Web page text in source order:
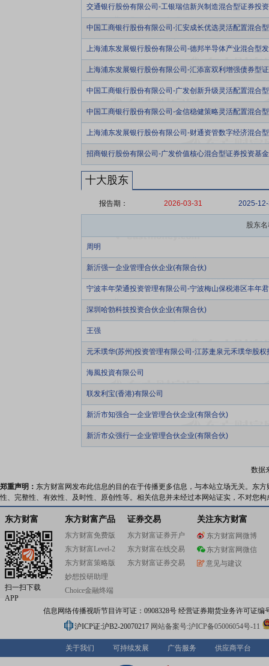
交通银行股份有限公司-工银瑞信新兴制造混合型证券投
中国工商银行股份有限公司-汇安成长优选灵活配置混合
上海浦东发展银行股份有限公司-德邦半导体产业混合型
上海浦东发展银行股份有限公司-汇添富双利增强债券型
中国工商银行股份有限公司-广发创新升级灵活配置混合
中国工商银行股份有限公司-金信稳健策略灵活配置混合
上海浦东发展银行股份有限公司-财通资管数字经济混合
招商银行股份有限公司-广发价值核心混合型证券投资基金
十大股东
报告期： 2026-03-31 2025-
股东名
周明
新沂强一企业管理合伙企业(有限合伙)
宁波丰年荣通投资管理有限公司-宁波梅山保税港区丰年
深圳哈勃科技投资合伙企业(有限合伙)
王强
元禾璞华(苏州)投资管理有限公司-江苏疌泉元禾璞华股
海風投資有限公司
联发利宝(香港)有限公司
新沂市知强合一企业管理合伙企业(有限合伙)
新沂市众强行一企业管理合伙企业(有限合伙)
数据
郑重声明： 东方财富网发布此信息的目的在于传播更多信息，与本站立场无关。东
性、完整性、有效性、及时性、原创性等。相关信息并未经过本网站证实，不对您
东方财富
扫一扫下载
APP
东方财富产品
东方财富免费版
东方财富Level-2
东方财富策略版
妙想投研助理
Choice金融终端
证券交易
东方财富证券开户
东方财富在线交易
东方财富证券交易
关注东方财富
东方财富网微博
东方财富网微信
意见与建议
信息网络传播视听节目许可证：0908328号 经营证券期货业务许可证编
沪ICP证:沪B2-20070217 网站备案号:沪ICP备05006054号-11
关于我们 可持续发展 广告服务 供应商平台